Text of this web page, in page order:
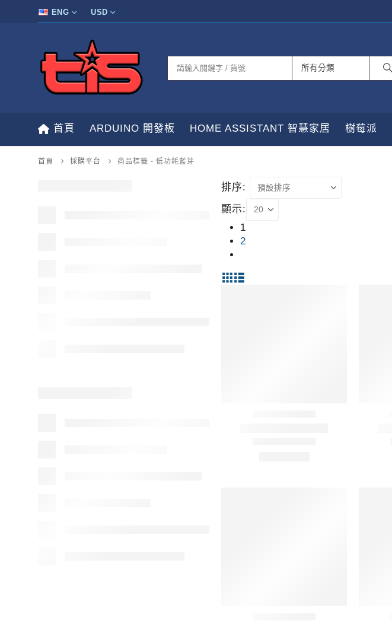
ENG USD
首頁 ARDUINO 開發板 HOME ASSISTANT 智慧家居 樹莓派
首頁 採購平台 商品標籤 - 低功耗藍芽
排序:
顯示:
1
2